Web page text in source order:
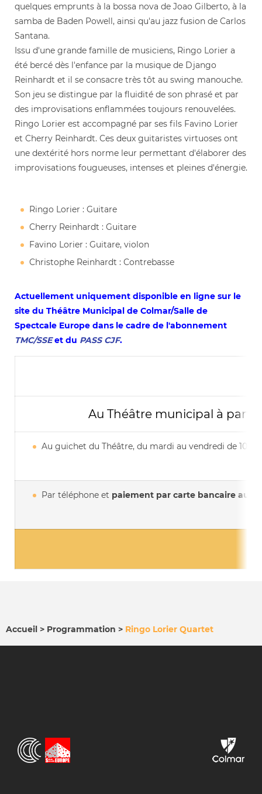
quelques emprunts à la bossa nova de Joao Gilberto, à la
samba de Baden Powell, ainsi qu'au jazz fusion de Carlos
Santana.
Issu d'une grande famille de musiciens, Ringo Lorier a
été bercé dès l'enfance par la musique de Django
Reinhardt et il se consacre très tôt au swing manouche.
Son jeu se distingue par la fluidité de son phrasé et par
des improvisations enflammées toujours renouvelées.
Ringo Lorier est accompagné par ses fils Favino Lorier
et Cherry Reinhardt. Ces deux guitaristes virtuoses ont
une dextérité hors norme leur permettant d'élaborer des
improvisations fougueuses, intenses et pleines d'énergie.
Ringo Lorier : Guitare
Cherry Reinhardt : Guitare
Favino Lorier : Guitare, violon
Christophe Reinhardt : Contrebasse
Actuellement uniquement disponible en ligne sur le
site du Théâtre Municipal de Colmar/Salle de
Spectcale Europe dans le cadre de l'abonnement
TMC/SSEet du PASS CJF.
Au Théâtre municipal à partir
Au guichet du Théâtre, du mardi au vendredi de 10h à
Par téléphone et paiement par carte bancaire au
Accueil Programmation Ringo Lorier Quartet